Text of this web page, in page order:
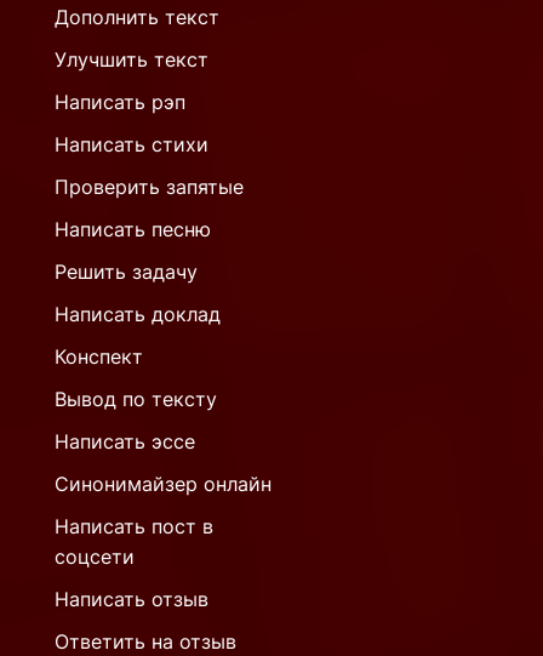
Дополнить текст
Улучшить текст
Написать рэп
Написать стихи
Проверить запятые
Написать песню
Решить задачу
Написать доклад
Конспект
Вывод по тексту
Написать эссе
Синонимайзер онлайн
Написать пост в
соцсети
Написать отзыв
Ответить на отзыв